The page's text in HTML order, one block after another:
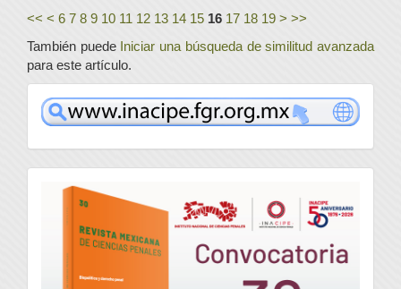
<< < 6 7 8 9 10 11 12 13 14 15 16 17 18 19 > >>
También puede Iniciar una búsqueda de similitud avanzada
para este artículo.
www
convocatoria